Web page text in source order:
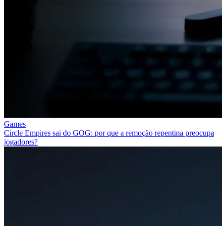
Games
Circle Empires sai do GOG: por que a remoção repentina preocupa
jogadores?